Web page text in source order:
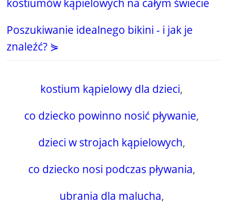
kostiumów kąpielowych na całym świecie
Poszukiwanie idealnego bikini - i jak je
znaleźć? ⋟
kostium kąpielowy dla dzieci,
co dziecko powinno nosić pływanie,
dzieci w strojach kąpielowych,
co dziecko nosi podczas pływania,
ubrania dla malucha,